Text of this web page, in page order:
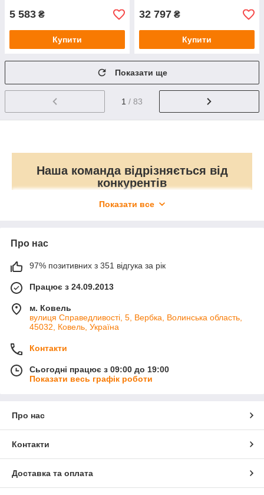
5 583 ₴
Купити
32 797 ₴
Купити
Показати ще
1 / 83
Наша команда відрізняється від
конкурентів
сервісне
обслуговування.
Прийнятні ціни за
рахунок малих
витрат.
оновлення
Потрібні не просто меблі, а
комфортний відпочинок?
Вибравши меблі з нашого каталогу ваша спальня
моделі які підійдуть саме вам. Завдяки яким ваш
дім буде наповнений кофортом і затишком.
Показати все
Про нас
97% позитивних з 351 відгука за рік
Працює з 24.09.2013
м. Ковель
вулиця Справедливості, 5, Вербка, Волинська область,
45032, Ковель, Україна
Контакти
Сьогодні працює з 09:00 до 19:00
Показати весь графік роботи
Про нас
Контакти
Доставка та оплата